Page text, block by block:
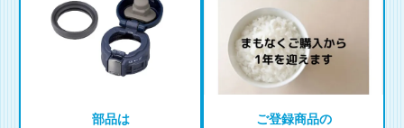
部品は ご登録商品の